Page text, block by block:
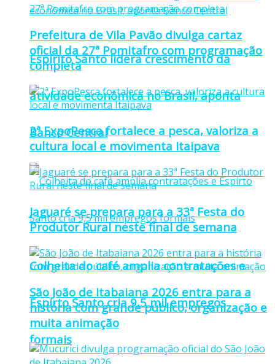
Espírito Santo lidera crescimento da
atividade econômica no Brasil, aponta
Banco Central
Colheita do café amplia contratações e
Espírto Santo cria 9,5 mil empregos
formais
Prefeitura de Vila Pavão divulga cartaz
oficial da 27ª Pomitafro com programação
completa
2ª ExpoPesca fortalece a pesca, valoriza a
cultura local e movimenta Itaipava
Jaguaré se prepara para a 33ª Festa do
Produtor Rural neste final de semana
São João de Itabaiana 2026 entra para a
história com grande público, organização e
muita animação